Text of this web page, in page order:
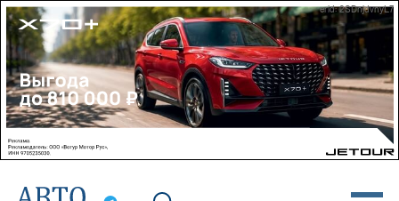
erid: 2SDnjdvnyL7